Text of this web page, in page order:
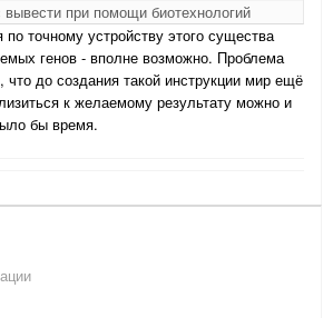
при помощи биотехнологий
по точному устройству этого существа
генов - вполне возможно. Проблема
до создания такой инструкции мир ещё
к желаемому результату можно и
бы время.